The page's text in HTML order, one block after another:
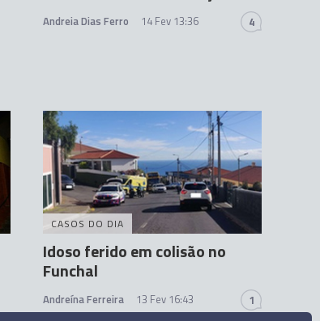
Andreia Dias Ferro 14 Fev 13:36 4
CASOS DO DIA
Idoso ferido em colisão no
Funchal
Andreína Ferreira 13 Fev 16:43 1